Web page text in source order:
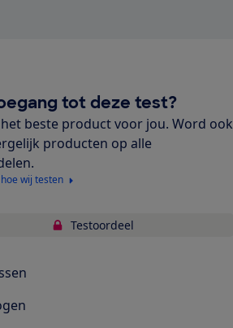
tot deze test?
beste product voor jou. Word ook
producten op alle
wij testen
Testoordeel